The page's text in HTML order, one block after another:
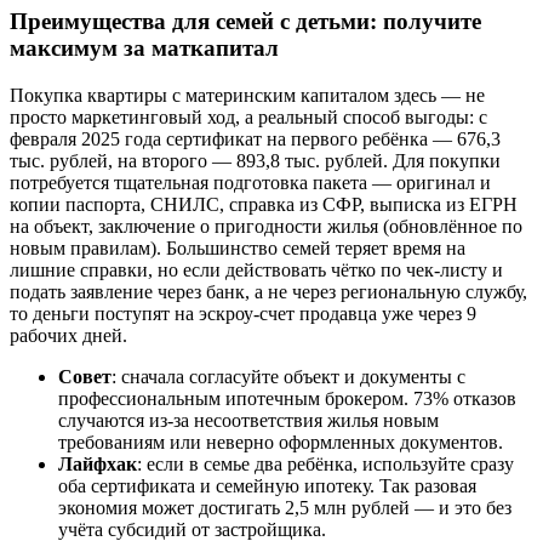
Преимущества для семей с детьми: получите
максимум за маткапитал
Покупка квартиры с материнским капиталом здесь — не
просто маркетинговый ход, а реальный способ выгоды: с
февраля 2025 года сертификат на первого ребёнка — 676,3
тыс. рублей, на второго — 893,8 тыс. рублей. Для покупки
потребуется тщательная подготовка пакета — оригинал и
копии паспорта, СНИЛС, справка из СФР, выписка из ЕГРН
на объект, заключение о пригодности жилья (обновлённое по
новым правилам). Большинство семей теряет время на
лишние справки, но если действовать чётко по чек-листу и
подать заявление через банк, а не через региональную службу,
то деньги поступят на эскроу-счет продавца уже через 9
рабочих дней.
Совет: сначала согласуйте объект и документы с
профессиональным ипотечным брокером. 73% отказов
случаются из-за несоответствия жилья новым
требованиям или неверно оформленных документов.
Лайфхак: если в семье два ребёнка, используйте сразу
оба сертификата и семейную ипотеку. Так разовая
экономия может достигать 2,5 млн рублей — и это без
учёта субсидий от застройщика.